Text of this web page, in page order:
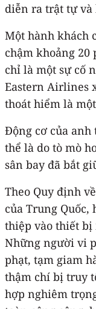
diễn ra trật tự và
Một hành khách
chậm khoảng
chỉ là một sự cố
Eastern Airlines
thoát hiểm là
Động cơ của anh
thể là do tò mò
sân bay đã bắt
Theo Quy định
của Trung Quốc,
thiệp vào thiết bị
Những người vi
phạt, tạm giam
thậm chí bị truy
hợp nghiêm